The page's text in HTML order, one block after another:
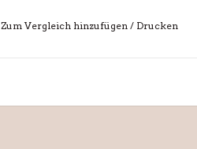
Zum Vergleich hinzufügen / Drucken